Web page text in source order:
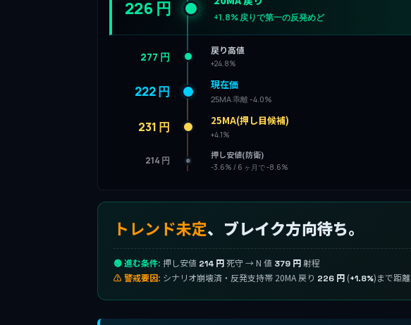
226 円 +1.8% 戻りで第一の反発めど
277 円 戻り高値
+24.8%
222 円 現在価
25MA 乖離 -4.0%
231 円 25MA(押し目候補)
+4.1%
214 円 押し安値(防衛)
-3.6% / 6 ヶ月で -8.6%
トレンド未定、ブレイク方向待ち。
🟢 進む条件: 押し安値 214 円 死守 → N 値 379 円 射程
⚠ 警戒要因: シナリオ崩壊済・反発支持帯 20MA 戻り 226 円 (+1.8%)まで距離